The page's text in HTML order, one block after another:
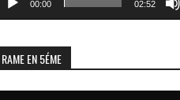
00:00 02:52
RAME EN 5ÉME